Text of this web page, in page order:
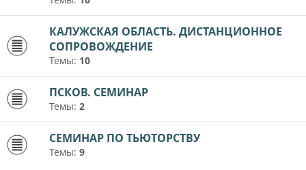
КАЛУЖСКАЯ ОБЛАСТЬ. ДИСТАНЦИОННОЕ
СОПРОВОЖДЕНИЕ
Темы: 10
ПСКОВ. СЕМИНАР
Темы: 2
СЕМИНАР ПО ТЬЮТОРСТВУ
Темы: 9